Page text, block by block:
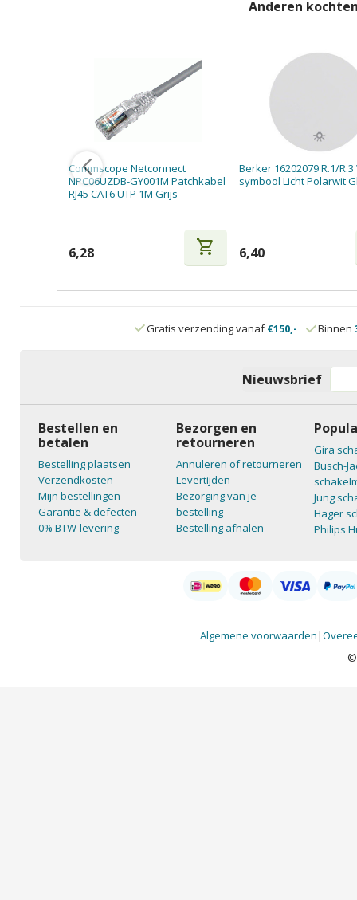
Anderen
Commscope Netconnect
NPC06UZDB-GY001M Patchkabel
RJ45 CAT6 UTP 1M Grijs
6,28 shopping_cart
Berker 16202079 R.1/
symbool Licht Polarwit
6,40
Gratis verzending vanaf€150,- Binnen
Nieuwsbrief
Bestellen en
betalen
Bestelling plaatsen
Verzendkosten
Mijn bestellingen
Garantie & defecten
0% BTW-levering
Bezorgen en
retourneren
Annuleren of retourneren
Levertijden
Bezorging van je
bestelling
Bestelling afhalen
Gira
Busch-
Jung
Hager
Philips
Algemene voorwaarden|
©